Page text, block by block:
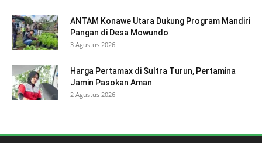
ANTAM Konawe Utara Dukung Program Mandiri
Pangan di Desa Mowundo
3 Agustus 2026
Harga Pertamax di Sultra Turun, Pertamina
Jamin Pasokan Aman
2 Agustus 2026